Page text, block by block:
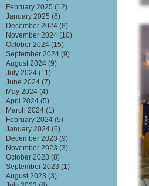
February 2025 (12)
January 2025 (6)
December 2024 (8)
November 2024 (10)
October 2024 (15)
September 2024 (9)
August 2024 (9)
July 2024 (11)
June 2024 (7)
May 2024 (4)
April 2024 (5)
March 2024 (1)
February 2024 (5)
January 2024 (6)
December 2023 (9)
November 2023 (3)
October 2023 (8)
September 2023 (1)
August 2023 (3)